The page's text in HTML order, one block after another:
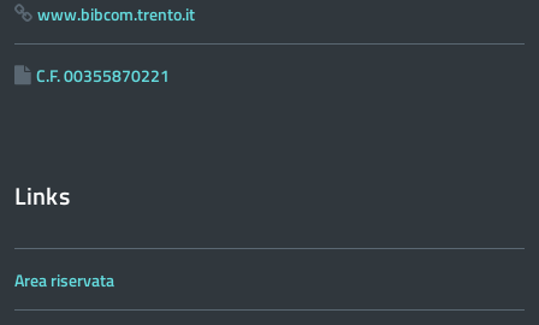
www.bibcom.trento.it
C.F. 00355870221
Links
Area riservata